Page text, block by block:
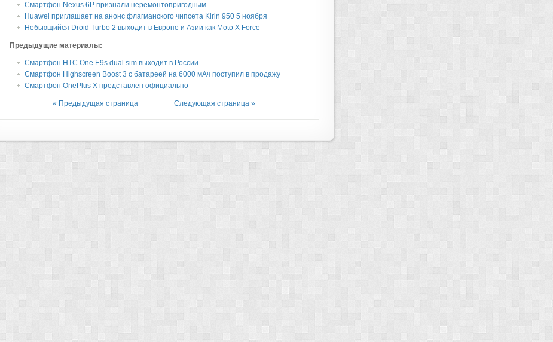
Смартфон Nexus 6P признали неремонтопригодным
Huawei приглашает на анонс флагманского чипсета Kirin 950 5 ноября
Небьющийся Droid Turbo 2 выходит в Европе и Азии как Moto X Force
Предыдущие материалы:
Смартфон НТС One E9s dual sim выходит в России
Смартфон Highscreen Boost 3 с батареей на 6000 мАч поступил в продажу
Смартфон OnePlus X представлен официально
« Предыдущая страница Следующая страница »